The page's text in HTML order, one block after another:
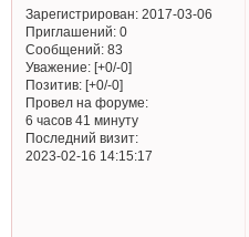
Зарегистрирован: 2017-03-06
Приглашений:0
Сообщений:83
Уважение: [+0/-0]
Позитив: [+0/-0]
Провел на форуме:
6 часов 41 минуту
Последний визит:
2023-02-16 14:15:17